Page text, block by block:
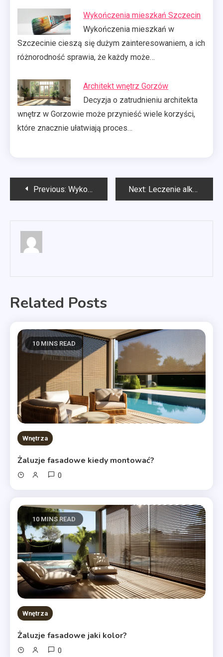
Wykończenia mieszkań Szczecin
Wykończenia mieszkań w
Szczecinie cieszą się dużym zainteresowaniem, a ich
różnorodność sprawia, że każdy może…
Architekt wnętrz Gorzów
Decyzja o zatrudnieniu architekta
wnętrz w Gorzowie może przynieść wiele korzyści,
które znacznie ułatwiają proces…
Nawigacja
Previous: Wykończenia mieszkań Szczecin Next: Leczenie alkoholizmu Warszawa
Related Posts
10 MINS READ
Wnętrza
Żaluzje fasadowe kiedy montować?
0
10 MINS READ
Wnętrza
Żaluzje fasadowe jaki kolor?
0